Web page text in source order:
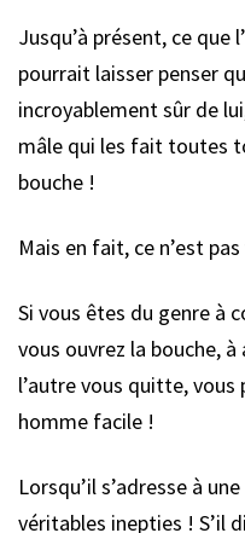
Jusqu’à présent, ce que
pourrait laisser penser
incroyablement sûr de
mâle qui les fait toutes
bouche !
Mais en fait, ce n’est
Si vous êtes du genre à
vous ouvrez la bouche,
l’autre vous quitte,
homme facile !
Lorsqu’il s’adresse à
véritables inepties ! S’il